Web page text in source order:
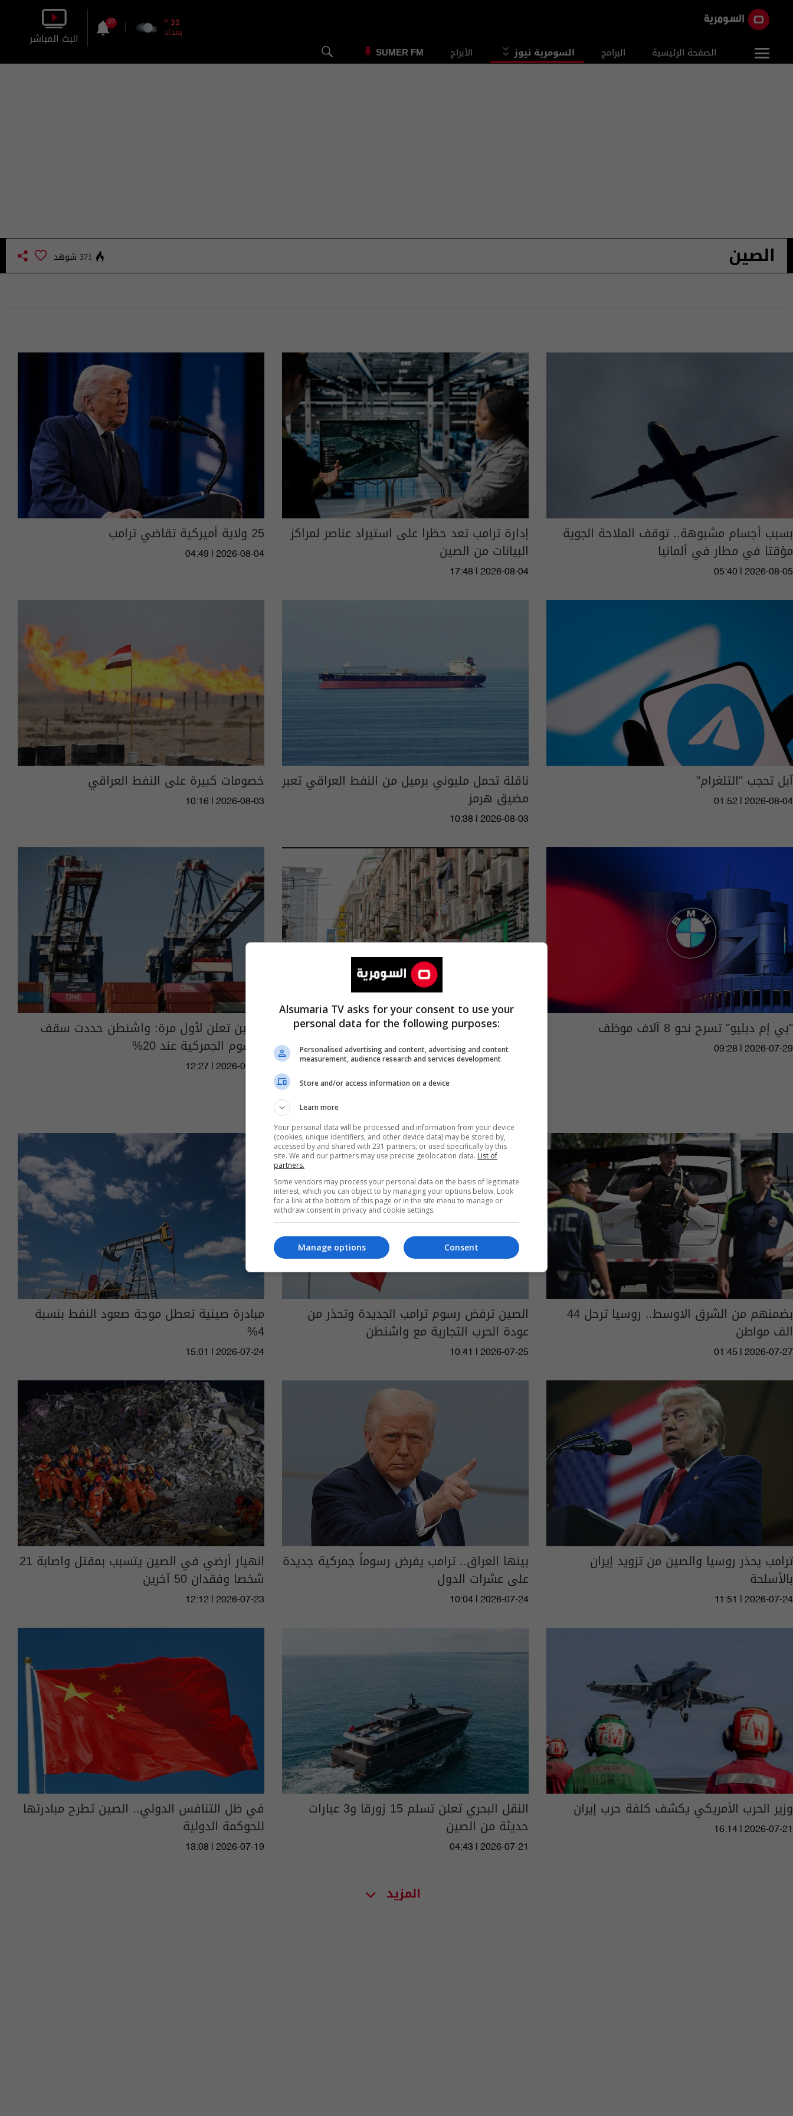
الصفحة الرئيسية البرامج السومرية نيوز الأبراج SUMER FM
32
o
بغداد
27
البث المباشر
الصين 371 شوهد
بسبب أجسام مشبوهة.. توقف الملاحة الجوية
مؤقتا في مطار في ألمانيا
05:40 | 2026-08-05
إدارة ترامب تعد حظرا على استيراد عناصر لمراكز
البيانات من الصين
17:48 | 2026-08-04
25 ولاية أميركية تقاضي ترامب
04:49 | 2026-08-04
آبل تحجب "التلغرام"
01:52 | 2026-08-04
ناقلة تحمل مليوني برميل من النفط العراقي تعبر
مضيق هرمز
10:38 | 2026-08-03
خصومات كبيرة على النفط العراقي
10:16 | 2026-08-03
"بي إم دبليو" تسرح نحو 8 آلاف موظف
09:28 | 2026-07-29
هزتان أرضيتان قويتان تضربان تشنغهاي بالصين
02:05 | 2026-07-28
الصين تعلن لأول مرة: واشنطن حددت سقف
الرسوم الجمركية عند 20%
12:27 | 2026-07-27
بضمنهم من الشرق الاوسط.. روسيا ترحل 44
الف مواطن
01:45 | 2026-07-27
الصين ترفض رسوم ترامب الجديدة وتحذر من
عودة الحرب التجارية مع واشنطن
10:41 | 2026-07-25
مبادرة صينية تعطل موجة صعود النفط بنسبة
4‎‎%
15:01 | 2026-07-24
ترامب يحذر روسيا والصين من تزويد إيران
بالأسلحة
11:51 | 2026-07-24
بينها العراق.. ترامب يفرض رسوماً جمركية جديدة
على عشرات الدول
10:04 | 2026-07-24
انهيار أرضي في الصين يتسبب بمقتل واصابة 21
شخصا وفقدان 50 آخرين
12:12 | 2026-07-23
وزير الحرب الأمريكي يكشف كلفة حرب إيران
16:14 | 2026-07-21
النقل البحري تعلن تسلم 15 زورقا و3 عبارات
حديثة من الصين
04:43 | 2026-07-21
في ظل التنافس الدولي.. الصين تطرح مبادرتها
للحوكمة الدولية
13:08 | 2026-07-19
المزيد
Alsumaria TV asks for your consent to use your
personal data for the following purposes:
Personalised advertising and content, advertising and content
measurement, audience research and services development
Store and/or access information on a device
Learn more
Your personal data will be processed and information from your device
(cookies, unique identifiers, and other device data) may be stored by,
accessed by and shared with 231 partners, or used specifically by this
site. We and our partners may use precise geolocation data. List of
partners.
Some vendors may process your personal data on the basis of legitimate
interest, which you can object to by managing your options below. Look
for a link at the bottom of this page or in the site menu to manage or
withdraw consent in privacy and cookie settings.
Consent
Manage options